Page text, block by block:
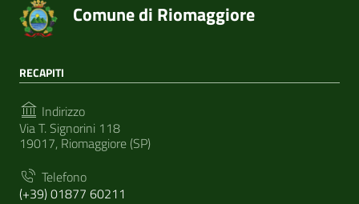
Comune di Riomaggiore
RECAPITI
Indirizzo
Via T. Signorini 118
19017, Riomaggiore (SP)
Telefono
(+39) 01877 60211